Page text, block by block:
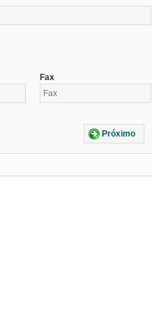
Fax
Próximo